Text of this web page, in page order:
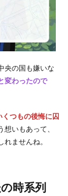
央の国も嫌いな
変わったので
くつもの後悔に囚
いもあって、
ませんね。
時系列